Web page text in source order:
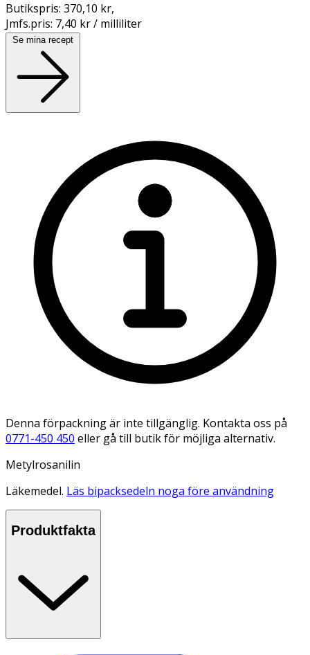
Butikspris: 370,10 kr,
Jmfs.pris: 7,40 kr / milliliter
Se mina recept
Denna förpackning är inte tillgänglig. Kontakta oss på
0771-450 450 eller gå till butik för möjliga alternativ.
Metylrosanilin
Läkemedel. Läs bipacksedeln noga före användning
Produktfakta